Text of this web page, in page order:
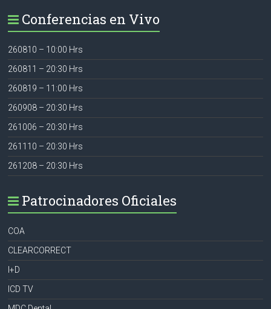
Conferencias en Vivo
260810 – 10:00 Hrs
260811 – 20:30 Hrs
260819 – 11:00 Hrs
260908 – 20:30 Hrs
261006 – 20:30 Hrs
261110 – 20:30 Hrs
261208 – 20:30 Hrs
Patrocinadores Oficiales
COA
CLEARCORRECT
I+D
ICD TV